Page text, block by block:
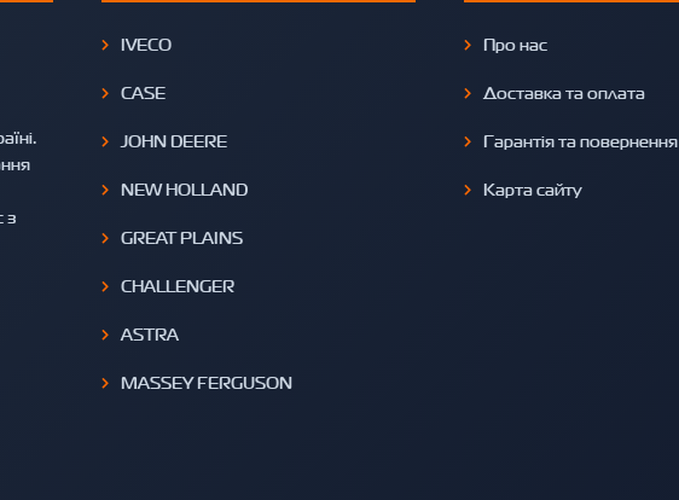
з
IVECO
CASE
JOHN DEERE
NEW HOLLAND
GREAT PLAINS
CHALLENGER
ASTRA
MASSEY FERGUSON
Про нас
Доставка та оплата
Гарантія та повернення
Карта сайту